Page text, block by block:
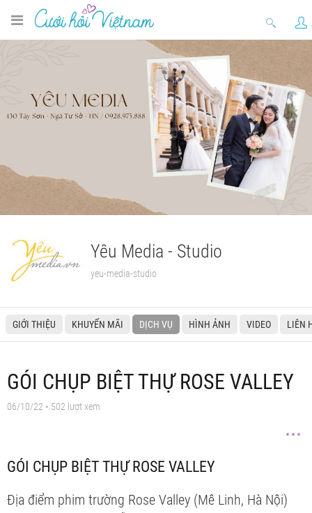
Yêu Media - Studio
yeu-media-studio
GIỚI THIỆU KHUYẾN MÃI DỊCH VỤ HÌNH ẢNH VIDEO LIÊN
GÓI CHỤP BIỆT THỰ ROSE VALLEY
06/10/22 • 502 lượt xem
GÓI CHỤP BIỆT THỰ ROSE VALLEY
Địa điểm phim trường Rose Valley (Mê Linh, Hà Nội)